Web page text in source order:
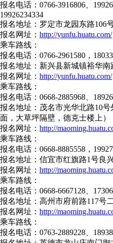
报名电话：0766-3916806、
19926234334
报名地址：罗定市龙园东路106
报名网址： http://yunfu.huatu.com/
乘车路线：
报名电话：0766-2961580，
报名地址：新兴县新城镇裕华南
报名网址： http://yunfu.huatu.com/
乘车路线：
报名电话：0668-2885968、
报名地址：茂名市光华北路10
面，大草坪隔壁，德克士楼上）
报名网址： http://
乘车路线：
报名电话：0668-8885558，
报名地址：信宜市红旗路1号良
报名网址： http://
乘车路线：
报名电话：0668-6667128、
报名地址：高州市府前路117号
报名网址： http://
乘车路线：
报名电话：0763-2889228、